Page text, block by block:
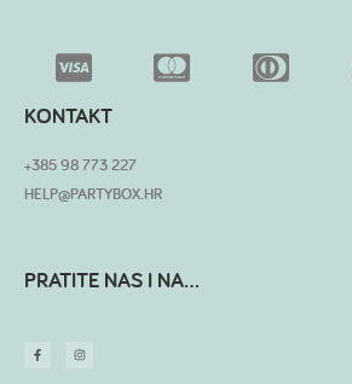
KONTAKT
+385 98 773 227
HELP@PARTYBOX.HR
PRATITE NAS I NA...